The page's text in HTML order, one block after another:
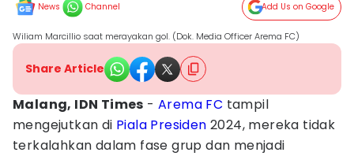
News Channel Add Us on Google
Wiliam Marcillio saat merayakan gol. (Dok. Media Officer Arema FC)
Share Article
Malang, IDN Times -Arema FC tampil
mengejutkan di Piala Presiden 2024, mereka tidak
terkalahkan dalam fase grup dan menjadi